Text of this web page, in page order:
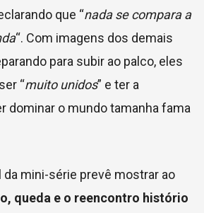
que “nada se compara a
“. Com imagens dos demais
para subir ao palco, eles
“muito unidos” e ter a
dominar o mundo tamanha fama
mini-série prevê mostrar ao
queda e o reencontro histório